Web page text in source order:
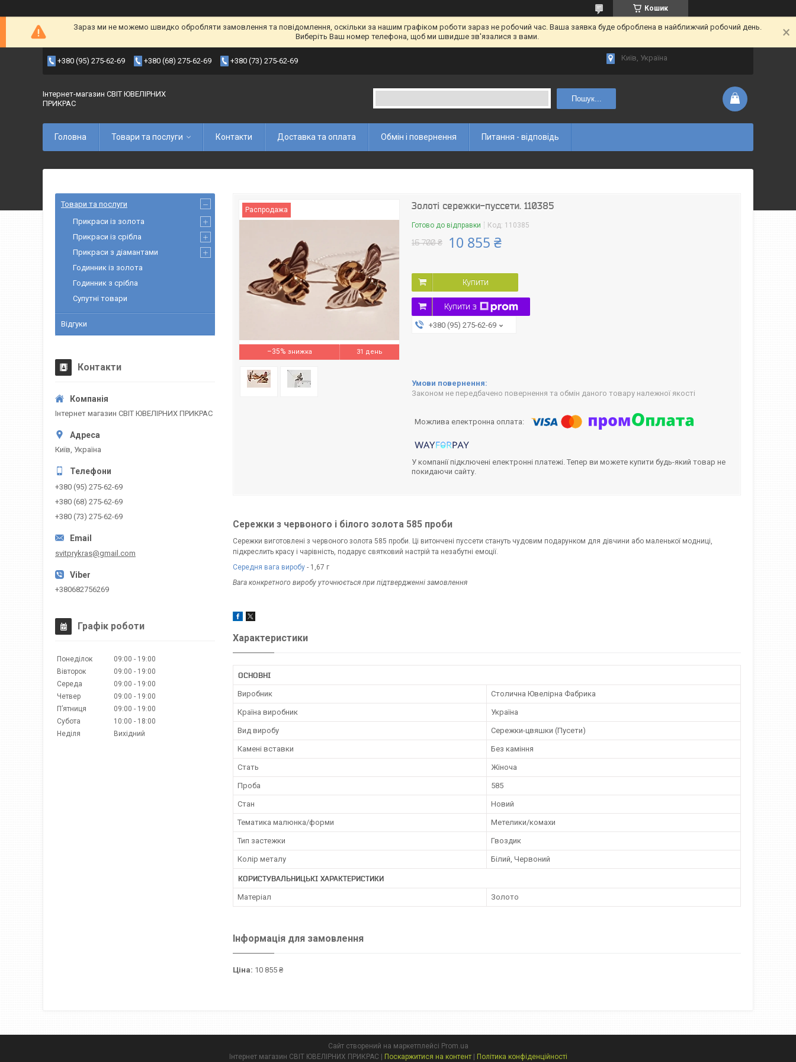
Кошик
Зараз ми не можемо швидко обробляти замовлення та повідомлення, оскільки за нашим графіком роботи зараз не робочий час. Ваша заявка буде оброблена в найближчий робочий день.
Виберіть Ваш номер телефона, щоб ми швидше зв'язалися з вами.
+380 (95) 275-62-69 +380 (68) 275-62-69 +380 (73) 275-62-69 Київ, Україна
Інтернет-магазин СВІТ ЮВЕЛІРНИХ
ПРИКРАС
Пошук...
Головна Товари та послуги Контакти Доставка та оплата Обмін і повернення Питання - відповідь
–35% 31 день
Распродажа Золоті сережки-пуссети. 110385
Готово до відправки Код: 110385
16 700 ₴ 10 855 ₴
Купити
Купити з
+380 (95) 275-62-69
Законом не передбачено повернення та обмін даного товару належної якості
У компанії підключені електронні платежі. Тепер ви можете купити будь-який товар не
покидаючи сайту.
Сережки з червоного і білого золота 585 проби
Сережки виготовлені з червоного золота 585 проби. Ці витончені пуссети стануть чудовим подарунком для дівчини або маленької модниці,
підкреслить красу і чарівність, подарує святковий настрій та незабутні емоції.
Середня вага виробу - 1,67 г
Вага конкретного виробу уточнюється при підтвердженні замовлення
Характеристики
ОСНОВНІ
Виробник Столична Ювелірна Фабрика
Країна виробник Україна
Вид виробу Сережки-цвяшки (Пусети)
Камені вставки Без каміння
Стать Жіноча
Проба 585
Стан Новий
Тематика малюнка/форми Метелики/комахи
Тип застежки Гвоздик
Колір металу Білий, Червоний
КОРИСТУВАЛЬНИЦЬКІ ХАРАКТЕРИСТИКИ
Матеріал Золото
Інформація для замовлення
Ціна: 10 855 ₴
Товари та послуги
Прикраси із золота
Прикраси із срібла
Прикраси з діамантами
Годинник із золота
Годинник з срібла
Супутні товари
Відгуки
Контакти
Інтернет магазин СВІТ ЮВЕЛІРНИХ ПРИКРАС
Київ, Україна
+380 (95) 275-62-69
+380 (68) 275-62-69
+380 (73) 275-62-69
svitprykras@gmail.com
+380682756269
Графік роботи
Понеділок 09:00
19:00
Вівторок
09:00
19:00
Середа
09:00
19:00
Четвер
09:00
19:00
Пʼятниця
09:00
19:00
Субота
10:00
18:00
Неділя
Вихідний
Сайт створений на маркетплейсі Prom.ua
Поскаржитися на контент Політика конфіденційності